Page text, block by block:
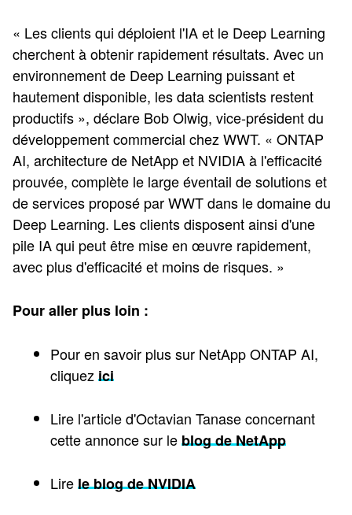
« Les clients qui déploient l'IA et le Deep Learning
cherchent à obtenir rapidement résultats. Avec un
environnement de Deep Learning puissant et
hautement disponible, les data scientists restent
productifs », déclare Bob Olwig, vice-président du
développement commercial chez WWT. « ONTAP
AI, architecture de NetApp et NVIDIA à l'efficacité
prouvée, complète le large éventail de solutions et
de services proposé par WWT dans le domaine du
Deep Learning. Les clients disposent ainsi d'une
pile IA qui peut être mise en œuvre rapidement,
avec plus d'efficacité et moins de risques. »
Pour aller plus loin :
Pour en savoir plus sur NetApp ONTAP AI,
cliquez ici
Lire l'article d'Octavian Tanase concernant
cette annonce sur leblog de NetApp
Lirele blog de NVIDIA